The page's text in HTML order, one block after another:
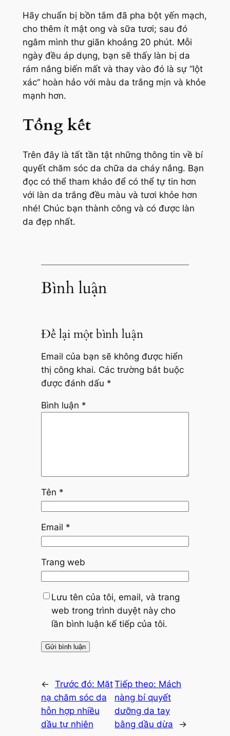
Hãy chuẩn bị bồn tắm đã pha bột yến mạch,
cho thêm ít mật ong và sữa tươi; sau đó
ngâm mình thư giãn khoảng 20 phút. Mỗi
ngày đều áp dụng, bạn sẽ thấy làn bị da
rám nắng biến mất và thay vào đó là sự “lột
xác”hoàn hảo với màu da trắng mịn và khỏe
mạnh hơn.
Tổng kết
Trên đây là tất tần tật những thông tin về bí
quyết chăm sóc da chữa da cháy nắng. Bạn
đọc có thể tham khảo để có thể tự tin hơn
với làn da trắng đều màu và tươi khỏe hơn
nhé! Chúc bạn thành công và có được làn
da đẹp nhất.
Bình luận
Để lại một bình luận
Email của bạn sẽ không được hiển
thị công khai. Các trường bắt buộc
được đánh dấu *
Bình luận *
Tên *
Email *
Trang web
Lưu tên của tôi, email, và trang
web trong trình duyệt này cho
lần bình luận kế tiếp của tôi.
← Trước đó: Mặt
nạ chăm sóc da
hỗn hợp nhiều
dầu tự nhiên
Tiếp theo: Mách
nàng bí quyết
dưỡng da tay
bằng dầu dừa
→